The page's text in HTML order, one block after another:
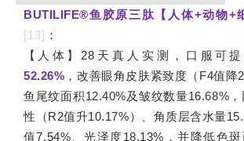
BUTILIFE®鱼胶原三肽【人体+动物+
[13] ：
【人体】 28天真人实测， 口服可
52.26% ，改善眼角皮肤紧致度（F4值降
鱼尾纹面积12.40%及皱纹数量16.68%
性（R2值升10.17%）、角质层含水量
值7.54%、光泽度18.13%，并降低色